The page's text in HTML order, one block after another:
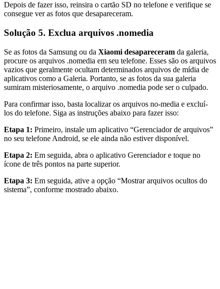
Depois de fazer isso, reinsira o cartão SD no telefone e verifique se
consegue ver as fotos que desapareceram.
Solução 5. Exclua arquivos .nomedia
Se as fotos da Samsung ou da Xiaomi desapareceram da galeria,
procure os arquivos .nomedia em seu telefone. Esses são os arquivos
vazios que geralmente ocultam determinados arquivos de mídia de
aplicativos como a Galeria. Portanto, se as fotos da sua galeria
sumiram misteriosamente, o arquivo .nomedia pode ser o culpado.
Para confirmar isso, basta localizar os arquivos no-media e excluí-
los do telefone. Siga as instruções abaixo para fazer isso:
Etapa 1: Primeiro, instale um aplicativo “Gerenciador de arquivos”
no seu telefone Android, se ele ainda não estiver disponível.
Etapa 2: Em seguida, abra o aplicativo Gerenciador e toque no
ícone de três pontos na parte superior.
Etapa 3: Em seguida, ative a opção “Mostrar arquivos ocultos do
sistema”, conforme mostrado abaixo.